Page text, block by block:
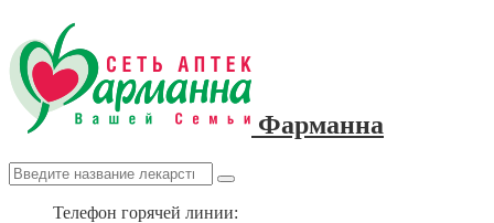
Фарманна
Телефон горячей линии: